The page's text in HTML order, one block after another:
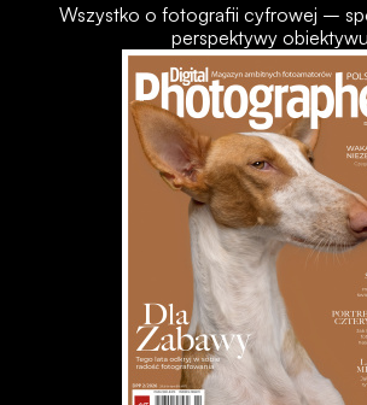
Wszystko o fotografii cyfrowej –
perspektywy obiektywu